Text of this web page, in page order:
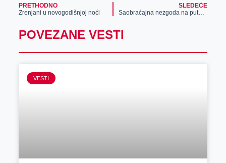
PRETHODNO
Zrenjani u novogodišnjoj noći
SLEDEĆE
Saobraćajna nezgoda na putu ka Elemiru
POVEZANE VESTI
VESTI